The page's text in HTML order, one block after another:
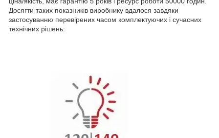
Досягти таких показників виробнику вдалося завдяки
застосуванню перевірених часом комплектуючих і сучасних
технічних рішень: